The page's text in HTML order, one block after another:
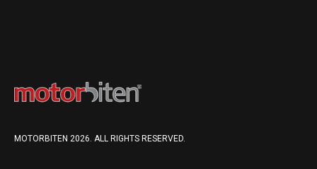
MOTORBITEN 2026. ALL RIGHTS RESERVED.